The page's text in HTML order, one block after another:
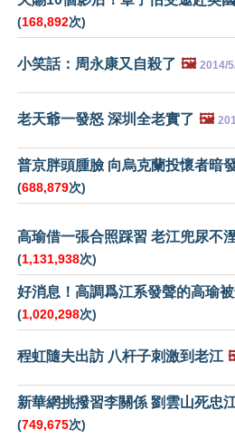
(168,892次)
小笑話：周永康又自殺了 🖼️ 2014/
老天爺一發怒 深圳全老實了 🖼️
普京胖頭腫臉 向烏克蘭投懷者暗
(688,879次)
高瑜借一張合照踩習 老江兜尿不
(1,131,938次)
好消息！高調爲江系發聲的高瑜
(1,020,298次)
程虹隨夫出訪 八杆子刺激到老江
新華網挑撥習李關係 劉雲山死忠
(749,675次)